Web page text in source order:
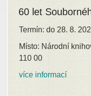
60 let
Termín: do 28. 8.
Místo: Národní
110 00
více informací